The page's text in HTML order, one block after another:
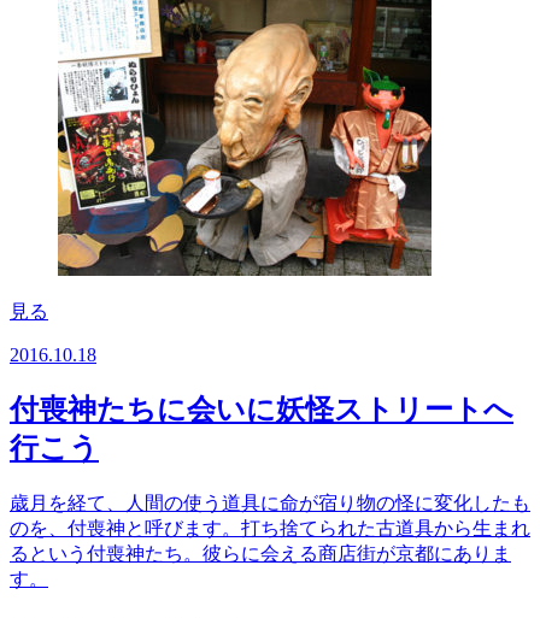
見る
2016.10.18
付喪神たちに会いに妖怪ストリートへ
行こう
歳月を経て、人間の使う道具に命が宿り物の怪に変化したも
のを、付喪神と呼びます。打ち捨てられた古道具から生まれ
るという付喪神たち。彼らに会える商店街が京都にありま
す。